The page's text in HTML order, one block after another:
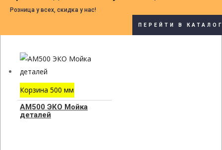
Розница у всех, скидка у нас!
ПЕРЕЙТИ В
Корзина 500 мм
АМ500 ЭКО Мойка
деталей